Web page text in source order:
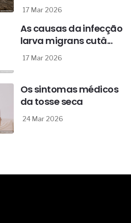
17 Mar 2026
As causas da infecção
larva migrans cutâ...
17 Mar 2026
Os sintomas médicos
da tosse seca
24 Mar 2026